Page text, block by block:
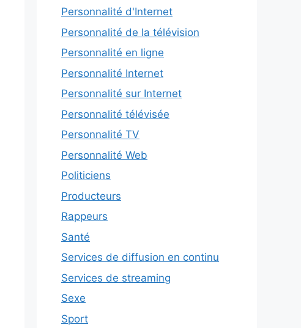
Personnalité d'Internet
Personnalité de la télévision
Personnalité en ligne
Personnalité Internet
Personnalité sur Internet
Personnalité télévisée
Personnalité TV
Personnalité Web
Politiciens
Producteurs
Rappeurs
Santé
Services de diffusion en continu
Services de streaming
Sexe
Sport